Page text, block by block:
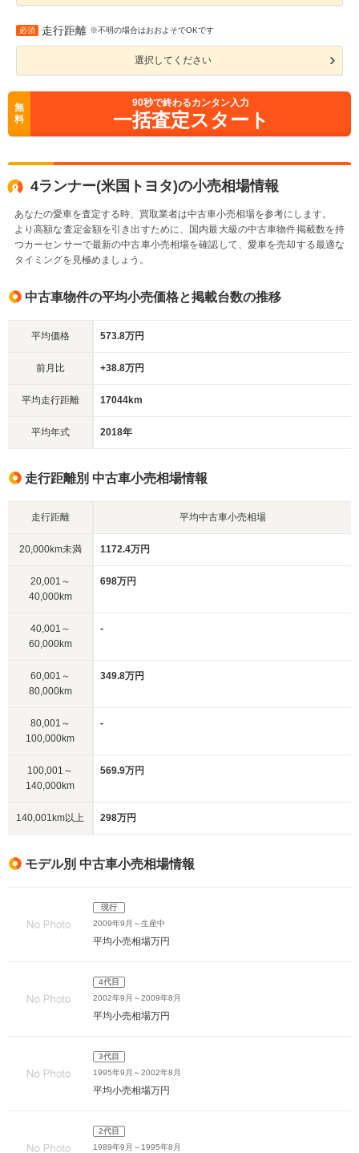
必須 走行距離 ※不明の場合はおおよそでOKです
選択してください
無
料
90秒で終わるカンタン入力
一括査定スタート
4ランナー(米国トヨタ)の小売相場情報
あなたの愛車を査定する時、買取業者は中古車小売相場を参考にします。
より高額な査定金額を引き出すために、国内最大級の中古車物件掲載数を持
つカーセンサーで最新の中古車小売相場を確認して、愛車を売却する最適な
タイミングを見極めましょう。
中古車物件の平均小売価格と掲載台数の推移
平均価格 573.8万円
前月比 +38.8万円
平均走行距離 17044km
平均年式 2018年
走行距離別 中古車小売相場情報
走行距離 平均中古車小売相場
20,000km未満 1172.4万円
20,001～
40,000km
698万円
40,001～
60,000km
-
60,001～
80,000km
349.8万円
80,001～
100,000km
-
100,001～
140,000km
569.9万円
140,001km以上 298万円
モデル別 中古車小売相場情報
現行
2009年9月～生産中
平均小売相場万円
4代目
2002年9月～2009年8月
平均小売相場万円
3代目
1995年9月～2002年8月
平均小売相場万円
2代目
1989年9月～1995年8月